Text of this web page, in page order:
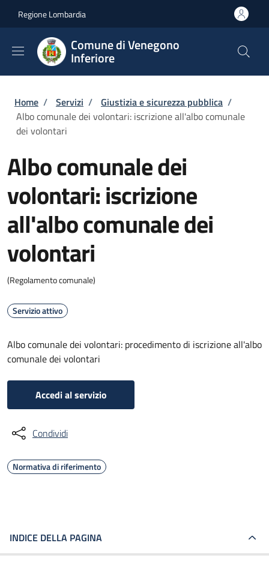
Regione Lombardia
Comune di Venegono
Inferiore
Briciole di pane
Home / Servizi / Giustizia e sicurezza pubblica /
Albo comunale dei volontari: iscrizione all'albo comunale
dei volontari
Albo comunale dei
volontari: iscrizione
all'albo comunale dei
volontari
(Regolamento comunale)
Servizio attivo
Albo comunale dei volontari: procedimento di iscrizione all'albo
comunale dei volontari
Accedi al servizio
Condividi
Normativa di riferimento
INDICE DELLA PAGINA